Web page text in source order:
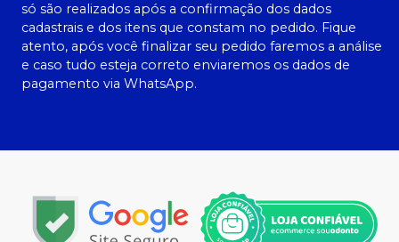
só são realizados após a confirmação dos dados
cadastrais e dos itens que constam no pedido. Fique
atento, após você finalizar seu pedido faremos a análise
e caso tudo esteja correto enviaremos os dados de
pagamento via WhatsApp.